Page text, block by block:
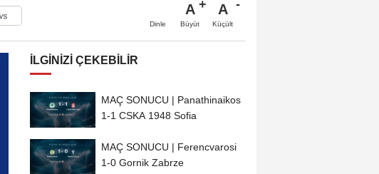
Dinle
A
Büyüt
A
Küçült
İLGINIZI ÇEKEBILIR
MAÇ SONUCU | Panathinaikos
1-1 CSKA 1948 Sofia
MAÇ SONUCU | Ferencvarosi
1-0 Gornik Zabrze